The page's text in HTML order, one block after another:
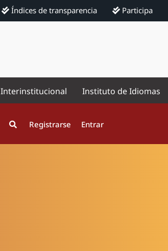
Índices de transparencia Participa
Interinstitucional Instituto de Idiomas
Registrarse Entrar